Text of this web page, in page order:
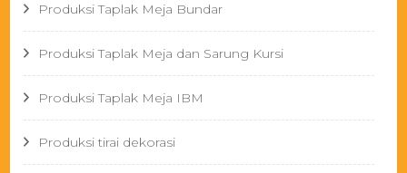
Produksi Taplak Meja Bundar
Produksi Taplak Meja dan Sarung Kursi
Produksi Taplak Meja IBM
Produksi tirai dekorasi